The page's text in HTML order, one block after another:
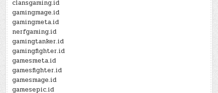
clansgaming.id
gamingmage.id
gamingmeta.id
nerfgaming.id
gamingtanker.id
gamingfighter.id
gamesmeta.id
gamesfighter.id
gamesmage.id
gamesepic.id